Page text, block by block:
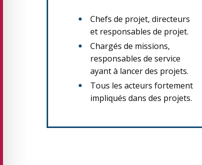
Chefs de projet, directeurs
et responsables de projet.
Chargés de missions,
responsables de service
ayant à lancer des projets.
Tous les acteurs fortement
impliqués dans des projets.